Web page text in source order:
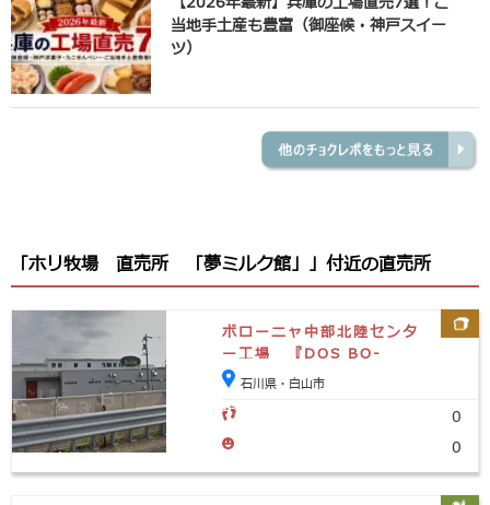
当地手土産も豊富（御座候・神戸スイー
ツ）
「ホリ牧場 直売所 「夢ミルク館」」付近の直売所
ボローニャ中部北陸センタ
ー工場 『DOS BO-
LO'GNE（ドスボローニ
石川県・白山市
0
0